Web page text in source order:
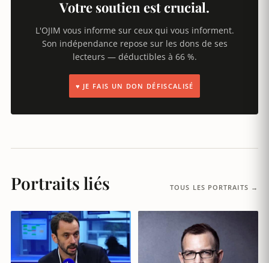
Votre soutien est crucial.
L'OJIM vous informe sur ceux qui vous informent.
Son indépendance repose sur les dons de ses
lecteurs — déductibles à 66 %.
♥ JE FAIS UN DON DÉFISCALISÉ
Portraits liés TOUS LES PORTRAITS →